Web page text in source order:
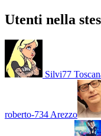
Utenti nella
Silvi77
roberto-734 Arezzo